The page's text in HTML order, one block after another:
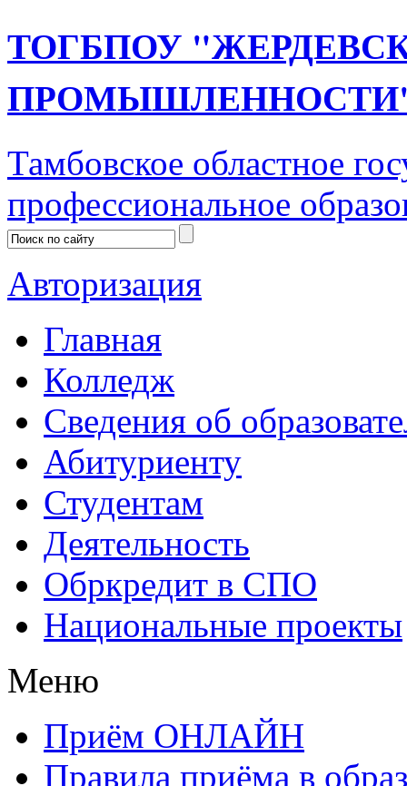
ТОГБПОУ
Тамбовское областное
профессиональное
Авторизация
Главная
Колледж
Сведения об
Абитуриенту
Студентам
Деятельность
Обркредит в СПО
Национальные проекты
Меню
Приём ОНЛАЙН
Правила приёма в